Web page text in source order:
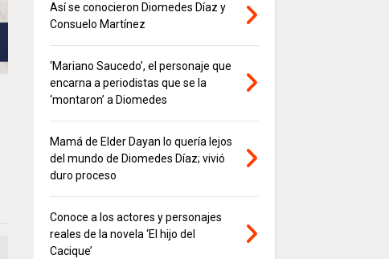
Así se conocieron Diomedes Díaz y
Consuelo Martínez
‘Mariano Saucedo’, el personaje que
encarna a periodistas que se la
‘montaron’ a Diomedes
Mamá de Elder Dayan lo quería lejos
del mundo de Diomedes Díaz; vivió
duro proceso
Conoce a los actores y personajes
reales de la novela ‘El hijo del
Cacique’